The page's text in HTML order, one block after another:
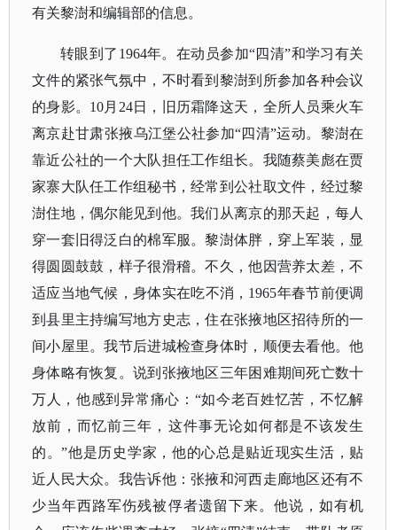
有关黎澍和编辑部的信息。
转眼到了 1964年。在动员参加“四清”和学习有关
文件的紧张气氛中，不时看到黎澍到所参加各种会议
的身影。10月24日，旧历霜降这天，全所人员乘火车
离京赴甘肃张掖乌江堡公社参加“四清”运动。黎澍在
靠近公社的一个大队担任工作组长。我随蔡美彪在贾
家寨大队任工作组秘书，经常到公社取文件，经过黎
澍住地，偶尔能见到他。我们从离京的那天起，每人
穿一套旧得泛白的棉军服。黎澍体胖，穿上军装，显
得圆圆鼓鼓，样子很滑稽。不久，他因营养太差，不
适应当地气候，身体实在吃不消，1965年春节前便调
到县里主持编写地方史志，住在张掖地区招待所的一
间小屋里。我节后进城检查身体时，顺便去看他。他
身体略有恢复。说到张掖地区三年困难期间死亡数十
万人，他感到异常痛心：“如今老百姓忆苦，不忆解
放前，而忆前三年，这件事无论如何都是不该发生
的。”他是历史学家，他的心总是贴近现实生活，贴
近人民大众。我告诉他：张掖和河西走廊地区还有不
少当年西路军伤残被俘者遗留下来。他说，如有机